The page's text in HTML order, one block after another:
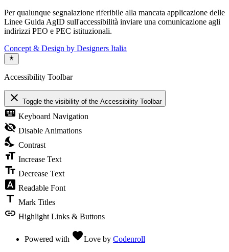
Per qualunque segnalazione riferibile alla mancata applicazione delle
Linee Guida AgID sull'accessibilità inviare una comunicazione agli
indirizzi PEO e PEC istituzionali.
Concept & Design by Designers Italia
Accessibility Toolbar
close Toggle the visibility of the Accessibility Toolbar
keyboard Keyboard Navigation
visibility_off Disable Animations
nights_stay Contrast
format_size Increase Text
text_fields Decrease Text
font_download Readable Font
title Mark Titles
link Highlight Links & Buttons
Powered with favoriteLove by Codenroll